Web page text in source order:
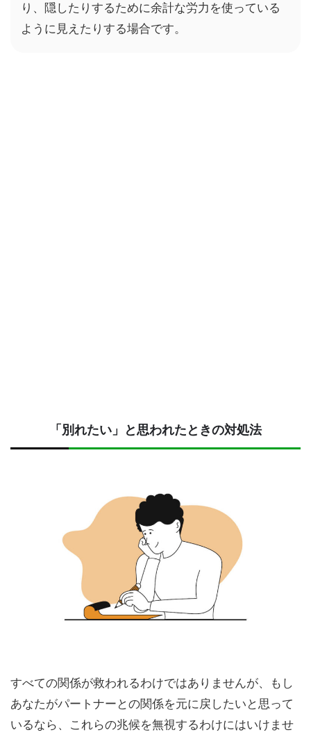
り、隠したりするために余計な労力を使っている
ように見えたりする場合です。
「別れたい」と思われたときの対処法
すべての関係が救われるわけではありませんが、もし
あなたがパートナーとの関係を元に戻したいと思って
いるなら、これらの兆候を無視するわけにはいけませ